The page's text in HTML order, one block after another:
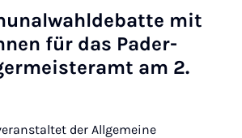
mit
für das Pader­
am 2.
der Allgemeine